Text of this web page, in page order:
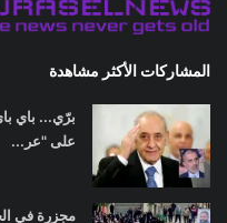
المشاركات الأكثر مشاهدة
برّي... باي
على "عر...